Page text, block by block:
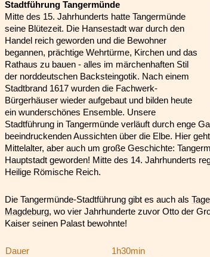
Stadtführung Tangermünde
Mitte des 15. Jahrhunderts hatte Tangermünde
seine Blütezeit. Die Hansestadt war durch den
Handel reich geworden und die Bewohner
begannen, prächtige Wehrtürme, Kirchen und das
Rathaus zu bauen - alles im märchenhaften Stil
der norddeutschen Backsteingotik. Nach einem
Stadtbrand 1617 wurden die Fachwerk-
Bürgerhäuser wieder aufgebaut und bilden heute
ein wunderschönes Ensemble. Unsere
Stadtführung in Tangermünde verläuft durch enge
beeindruckenden Aussichten über die Elbe. Hier
Mittelalter, aber auch um große Geschichte:
Hauptstadt geworden! Mitte des 14. Jahrhunderts
Heilige Römische Reich.
Die Tangermünde-Stadtführung gibt es auch als
Magdeburg, wo vier Jahrhunderte zuvor Otto der
Kaiser seinen Palast bewohnte!
Dauer
1h30min